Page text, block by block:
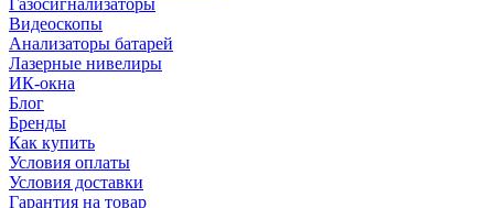
Газосигнализаторы
Видеоскопы
Анализаторы батарей
Лазерные нивелиры
ИК-окна
Блог
Бренды
Как купить
Условия оплаты
Условия доставки
Гарантия на товар